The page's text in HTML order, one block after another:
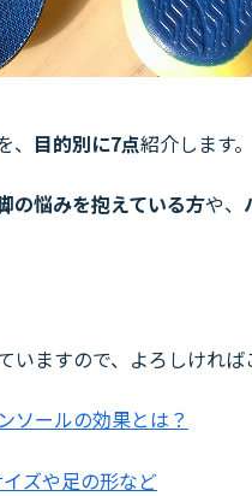
、 目的別に7点紹介します。
の悩みを抱えている方や、
ますので、よろしければ
ソールの効果とは？
ズや足の形など